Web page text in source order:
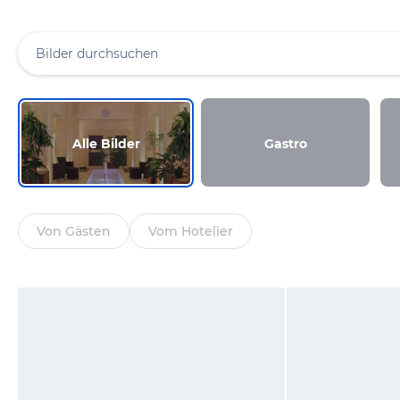
Alle Bilder Gastro
Von Gästen Vom Hotelier